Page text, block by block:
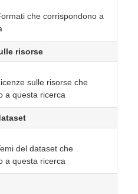
che corrispondono a
risorse
sulle risorse che
a questa ricerca
del dataset che
a questa ricerca